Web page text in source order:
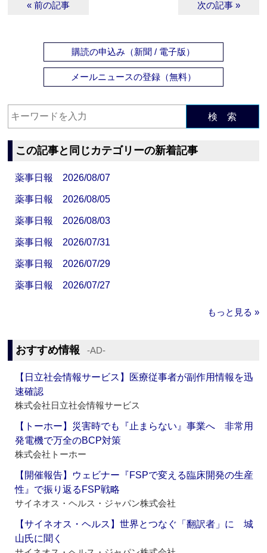
« 前の記事 次の記事 »
購読の申込み（新聞 / 電子版）
メールニュースの登録（無料）
検 索
この記事と同じカテゴリーの新着記事
薬事日報 2026/08/07
薬事日報 2026/08/05
薬事日報 2026/08/03
薬事日報 2026/07/31
薬事日報 2026/07/29
薬事日報 2026/07/27
もっと見る »
おすすめ情報 ‐AD‐
【日立社会情報サービス】医療従事者が副作用情報を迅
速確認
株式会社日立社会情報サービス
【トーホー】災害時でも『止まらない』事業へ 非常用
発電機で万全のBCP対策
株式会社トーホー
【開催報告】ウェビナー『FSPで変える臨床開発の生産
性』で振り返るFSP戦略
サイネオス・ヘルス・ジャパン株式会社
【サイネオス・ヘルス】世界とつなぐ「翻訳者」に 城
山氏に聞く